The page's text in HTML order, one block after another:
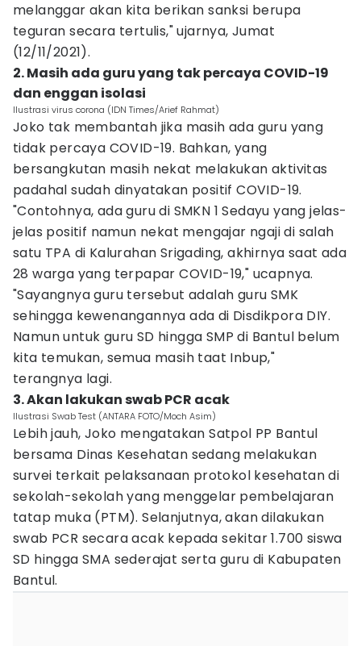
melanggar akan kita berikan sanksi berupa
teguran secara tertulis," ujarnya, Jumat
(12/11/2021).
2. Masih ada guru yang tak percaya COVID-19
dan enggan isolasi
Ilustrasi virus corona (IDN Times/Arief Rahmat)
Joko tak membantah jika masih ada guru yang
tidak percaya COVID-19. Bahkan, yang
bersangkutan masih nekat melakukan aktivitas
padahal sudah dinyatakan positif COVID-19.
"Contohnya, ada guru di SMKN 1 Sedayu yang jelas-
jelas positif namun nekat mengajar ngaji di salah
satu TPA di Kalurahan Srigading, akhirnya saat ada
28 warga yang terpapar COVID-19," ucapnya.
"Sayangnya guru tersebut adalah guru SMK
sehingga kewenangannya ada di Disdikpora DIY.
Namun untuk guru SD hingga SMP di Bantul belum
kita temukan, semua masih taat Inbup,"
terangnya lagi.
3. Akan lakukan swab PCR acak
Ilustrasi Swab Test (ANTARA FOTO/Moch Asim)
Lebih jauh, Joko mengatakan Satpol PP Bantul
bersama Dinas Kesehatan sedang melakukan
survei terkait pelaksanaan protokol kesehatan di
sekolah-sekolah yang menggelar pembelajaran
tatap muka (PTM). Selanjutnya, akan dilakukan
swab PCR secara acak kepada sekitar 1.700 siswa
SD hingga SMA sederajat serta guru di Kabupaten
Bantul.